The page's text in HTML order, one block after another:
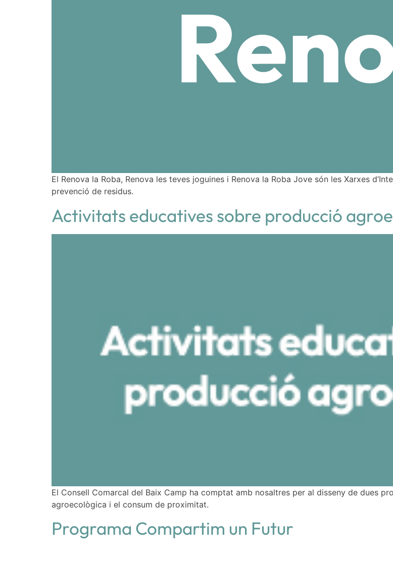
El Renova la Roba, Renova les teves joguines i Renova la Roba Jove són les Xarxes
prevenció de residus.
Activitats educatives sobre producció
El Consell Comarcal del Baix Camp ha comptat amb nosaltres per al disseny de dues
agroecològica i el consum de proximitat.
Programa Compartim un Futur